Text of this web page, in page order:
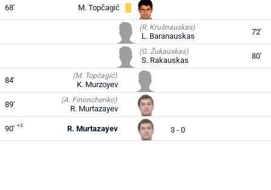
68' M. Topčagić
(R. Krušnauskas)
L. Baranauskas 72'
(G. Žukauskas)
S. Rakauskas 80'
84' (M. Topčagić)
K. Murzoyev
89' (A. Finonchenko)
R. Murtazayev
90' +3 R. Murtazayev 3 - 0